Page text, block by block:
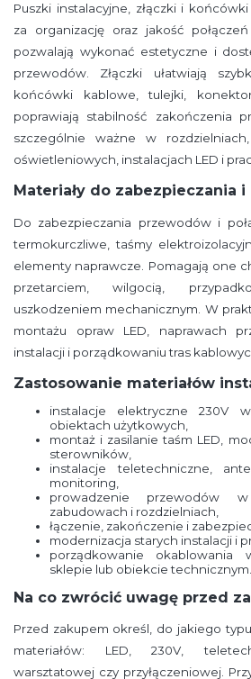
Puszki instalacyjne, złączki i
za organizację oraz jakość
pozwalają wykonać estetyczne i
przewodów. Złączki ułatwiają
końcówki kablowe, tulejki,
poprawiają stabilność zakończenia
szczególnie ważne w
oświetleniowych, instalacjach LED i
Materiały do zabezpieczania
Do zabezpieczania przewodów i
termokurczliwe, taśmy
elementy naprawcze. Pomagają one
przetarciem, wilgocią,
uszkodzeniem mechanicznym. W
montażu opraw LED, naprawach
instalacji i porządkowaniu tras
Zastosowanie materiałów
instalacje elektryczne 230V
obiektach użytkowych,
montaż i zasilanie taśm LED,
sterowników,
instalacje teletechniczne,
monitoring,
prowadzenie przewodów
zabudowach i rozdzielniach,
łączenie, zakończenie i
modernizacja starych instalacji i
porządkowanie okablowania
sklepie lub obiekcie technicznym.
Na co zwrócić uwagę przed
Przed zakupem określ, do jakiego
materiałów: LED, 230V,
warsztatowej czy przyłączeniowej.